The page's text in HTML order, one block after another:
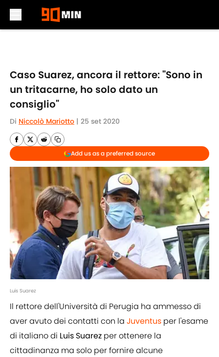
Caso Suarez, ancora il rettore: "Sono in
un tritacarne, ho solo dato un
consiglio"
Di Niccolò Mariotto | 25 set 2020
Add us as a preferred source
Luis Suarez
Il rettore dell'Università di Perugia ha ammesso di
aver avuto dei contatti con la Juventus per l'esame
di italiano di Luis Suarez per ottenere la
cittadinanza ma solo per fornire alcune